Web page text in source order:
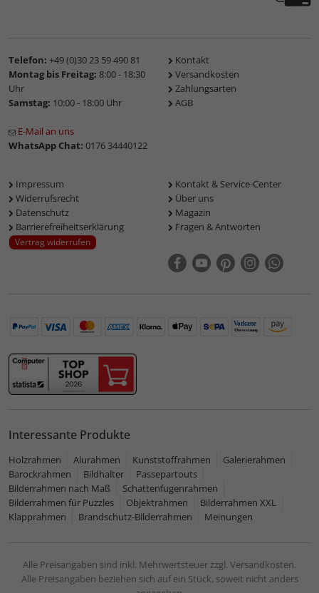
Telefon: +49 (0)30 23 59 490 81
Montag bis Freitag: 8:00 - 18:30
Uhr
Samstag: 10:00 - 18:00 Uhr
E-Mail an uns
WhatsApp Chat: 0176 34440122
Kontakt
Versandkosten
Zahlungsarten
AGB
Impressum
Widerrufsrecht
Datenschutz
Barrierefreiheitserklärung
Vertrag widerrufen
Kontakt & Service-Center
Über uns
Magazin
Fragen & Antworten
Interessante Produkte
Holzrahmen Alurahmen Kunststoffrahmen
Galerierahmen
Barockrahmen
Bildhalter
Passepartouts
Bilderrahmen nach Maß
Schattenfugenrahmen
Bilderrahmen für Puzzles
Objektrahmen
Bilderrahmen XXL
Klapprahmen
Brandschutz-Bilderrahmen Meinungen
Alle Preisangaben sind inkl. Mehrwertsteuer zzgl. Versandkosten.
Alle Preisangaben beziehen sich auf ein Stück, soweit nicht anders